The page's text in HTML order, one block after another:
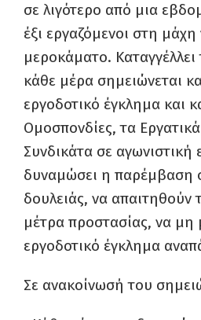
σε λιγότερο από μια
έξι εργαζόμενοι στη μάχη
μεροκάματο. Καταγγέλλει
κάθε μέρα σημειώνεται
εργοδοτικό έγκλημα και
Ομοσπονδίες, τα
Συνδικάτα σε αγωνιστική
δυναμώσει η παρέμβαση
δουλειάς, να απαιτηθούν
μέτρα προστασίας, να μη
εργοδοτικό έγκλημα
Σε ανακοίνωσή του